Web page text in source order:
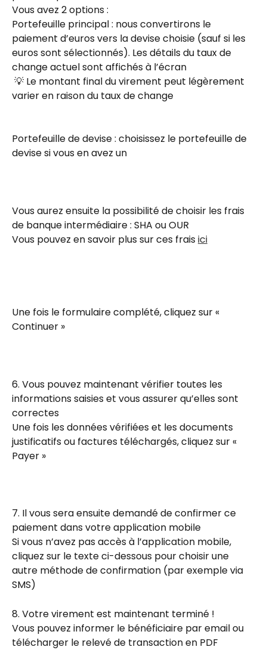
Vous avez 2 options :
Portefeuille principal : nous convertirons le
paiement d’euros vers la devise choisie (sauf si les
euros sont sélectionnés). Les détails du taux de
change actuel sont affichés à l’écran
varier en raison du taux de change
Portefeuille de devise : choisissez le portefeuille de
devise si vous en avez un
Vous aurez ensuite la possibilité de choisir les frais
de banque intermédiaire : SHA ou OUR
Vous pouvez en savoir plus sur ces frais ici
Une fois le formulaire complété, cliquez sur «
Continuer »
6. Vous pouvez maintenant vérifier toutes les
informations saisies et vous assurer qu’elles sont
correctes
Une fois les données vérifiées et les documents
justificatifs ou factures téléchargés, cliquez sur «
Payer »
7. Il vous sera ensuite demandé de confirmer ce
paiement dans votre application mobile
Si vous n’avez pas accès à l’application mobile,
cliquez sur le texte ci-dessous pour choisir une
autre méthode de confirmation (par exemple via
SMS)
8. Votre virement est maintenant terminé !
Vous pouvez informer le bénéficiaire par email ou
télécharger le relevé de transaction en PDF